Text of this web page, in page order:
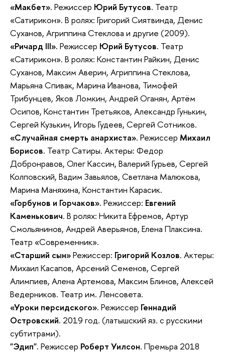
«Макбет». Режиссер Юрий Бутусов. Театр
«Сатирикон». В ролях: Григорий Сиятвинда, Денис
Суханов, Агриппина Стеклова и другие (2009).
«Ричард III». Режиссер Юрий Бутусов. Театр
«Сатирикон». В ролях: Константин Райкин, Денис
Суханов, Максим Аверин, Агриппина Стеклова,
Марьяна Спивак, Марина Иванова, Тимофей
Трибунцев, Яков Ломкин, Андрей Оганян, Артём
Осипов, Константин Третьяков, Александр Гунькин,
Сергей Кузькин, Игорь Гудеев, Сергей Сотников.
«Случайная смерть анархиста». Режиссер Михаил
Борисов. Театр Сатиры. Актеры: Федор
Добронравов, Олег Кассин, Валерий Гурьев, Сергей
Колповский, Вадим Завьялов, Светлана Малюкова,
Марина Маняхина, Константин Карасик.
«Горбунов и Горчаков». Режиссер: Евгений
Каменькович. В ролях: Никита Ефремов, Артур
Смольянинов, Андрей Аверьянов, Елена Плаксина.
Театр «Современник».
«Старший сын»Режиссер: Григорий Козлов. Актеры:
Михаил Касапов, Арсений Семенов, Сергей
Алимпиев, Алена Артемова, Максим Блинов, Алексей
Ведерников. Театр им. Ленсовета.
«Уроки персидского». Режиссер Геннадий
Островский. 2019 год. (латышский яз. с русскими
субтитрами).
"Эдип". Режиссер Роберт Уилсон. Премьра 2018